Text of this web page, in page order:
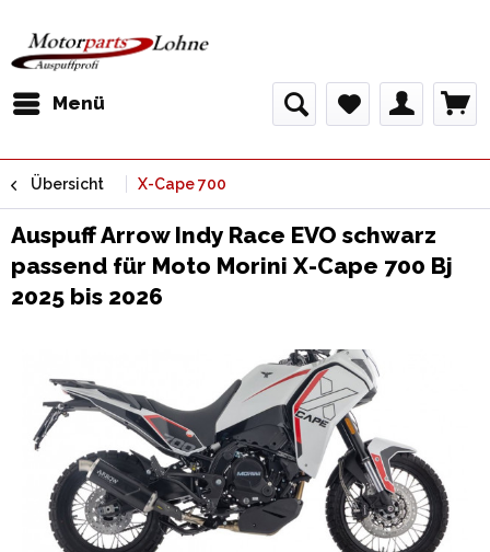
Menü
Übersicht X-Cape 700
Auspuff Arrow Indy Race EVO schwarz
passend für Moto Morini X-Cape 700 Bj
2025 bis 2026